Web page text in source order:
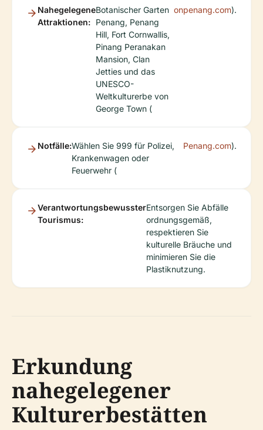
Nahegelegene
Attraktionen:
Botanischer Garten
Penang, Penang
Hill, Fort Cornwallis,
Pinang Peranakan
Mansion, Clan
Jetties und das
UNESCO-
Weltkulturerbe von
George Town (
onpenang.com).
Notfälle:Wählen Sie 999 für Polizei,
Krankenwagen oder
Feuerwehr (
Penang.com).
Verantwortungsbewusster
Tourismus:
Entsorgen Sie Abfälle
ordnungsgemäß,
respektieren Sie
kulturelle Bräuche und
minimieren Sie die
Plastiknutzung.
Erkundung
nahegelegener
Kulturerbestätten